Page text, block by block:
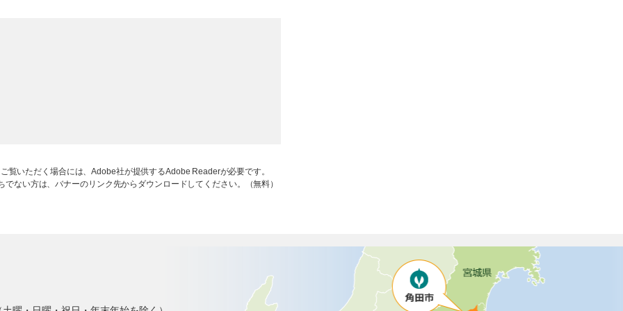
覧いただく場合には、Adobe社が提供するAdobe Readerが必要です。
でない方は、バナーのリンク先からダウンロードしてください。（無料）